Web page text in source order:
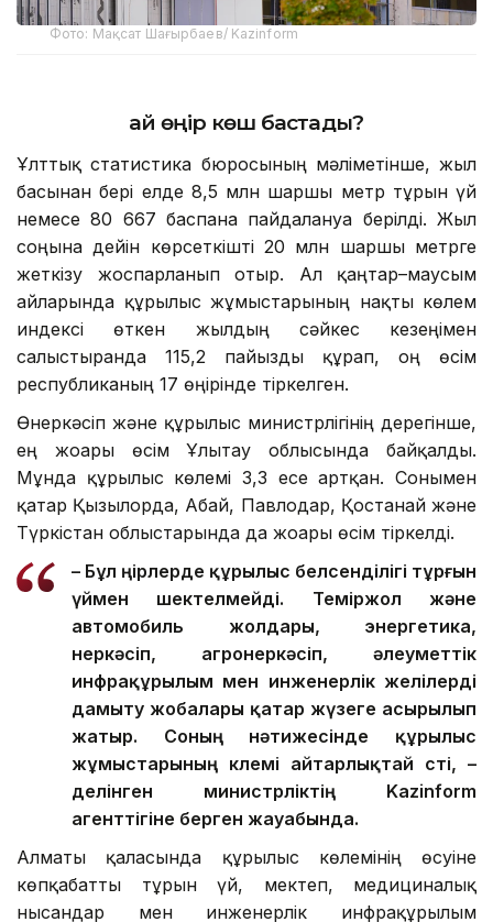
Фото: Мақсат Шағырбаев/ Kazinform
Қай өңір көш бастады?
Ұлттық статистика бюросының мәліметінше, жыл
басынан бері елде 8,5 млн шаршы метр тұрғын үй
немесе 80 667 баспана пайдалануға берілді. Жыл
соңына дейін көрсеткішті 20 млн шаршы метрге
жеткізу жоспарланып отыр. Ал қаңтар–маусым
айларында құрылыс жұмыстарының нақты көлем
индексі өткен жылдың сәйкес кезеңімен
салыстырғанда 115,2 пайызды құрап, оң өсім
республиканың 17 өңірінде тіркелген.
Өнеркәсіп және құрылыс министрлігінің дерегінше,
ең жоғары өсім Ұлытау облысында байқалды.
Мұнда құрылыс көлемі 3,3 есе артқан. Сонымен
қатар Қызылорда, Абай, Павлодар, Қостанай және
Түркістан облыстарында да жоғары өсім тіркелді.
– Бұл өңірлерде құрылыс белсенділігі тұрғын
үймен шектелмейді. Теміржол және
автомобиль жолдары, энергетика,
өнеркәсіп, агроөнеркәсіп, әлеуметтік
инфрақұрылым мен инженерлік желілерді
дамыту жобалары қатар жүзеге асырылып
жатыр. Соның нәтижесінде құрылыс
жұмыстарының көлемі айтарлықтай өсті, –
делінген министрліктің Kazinform
агенттігіне берген жауабында.
Алматы қаласында құрылыс көлемінің өсуіне
көпқабатты тұрғын үй, мектеп, медициналық
нысандар мен инженерлік инфрақұрылым